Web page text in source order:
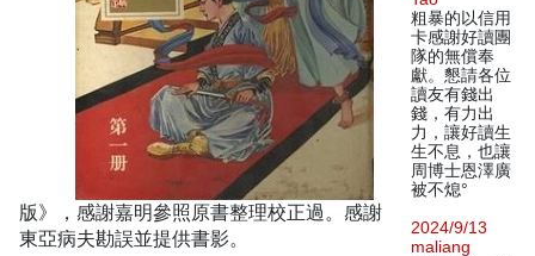
版》，感謝嘉明參照原書整理校正過。感謝
東亞病夫勘誤並提供書影。
粗暴的以信用
卡感謝好讀團
隊的無償奉
獻。懇請各位
讀友有錢出
錢，有力出
力，讓好讀生
生不息，也讓
周博士恩澤廣
被不熄°
2024/9/13
maliang